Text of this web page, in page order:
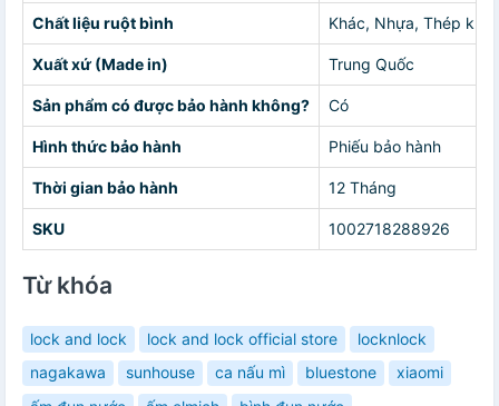
Chất liệu ruột bình Khác, Nhựa, Thép
Xuất xứ (Made in) Trung Quốc
Sản phẩm có được bảo hành không? Có
Hình thức bảo hành Phiếu bảo hành
Thời gian bảo hành 12 Tháng
SKU 1002718288926
Từ khóa
lock and lock lock and lock official store
locknlock
nagakawa
sunhouse ca nấu mì bluestone
xiaomi